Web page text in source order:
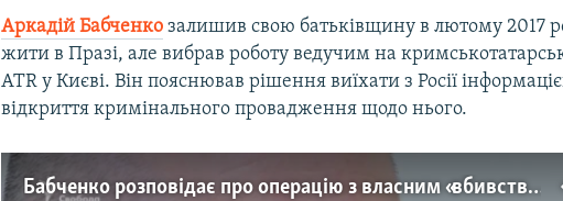
Аркадій Бабченко залишив свою батьківщину в лютому 2017
жити в Празі, але вибрав роботу ведучим на
ATR у Києві. Він пояснював рішення виїхати з Росії
відкриття кримінального провадження щодо нього.
Бабченко розповідає про операцію з власним «вбивством» (відео)